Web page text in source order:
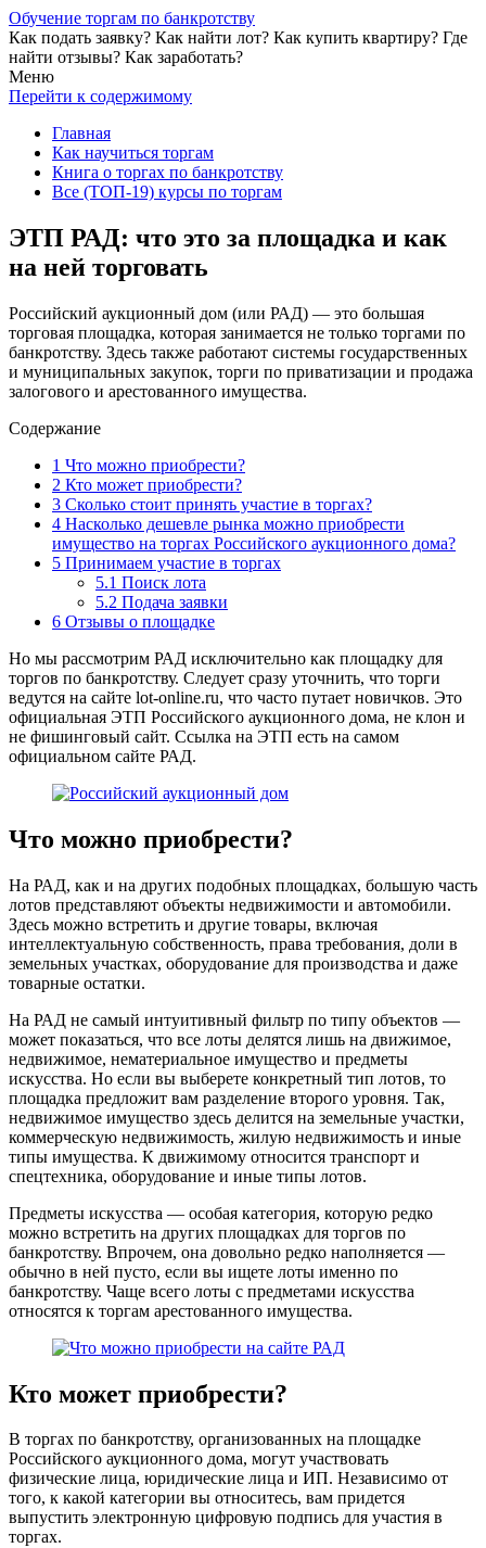
Обучение торгам по банкротству
Как подать заявку? Как найти лот? Как купить квартиру? Где
найти отзывы? Как заработать?
Меню
Перейти к содержимому
Главная
Как научиться торгам
Книга о торгах по банкротству
Все (ТОП-19) курсы по торгам
ЭТП РАД: что это за площадка и как
на ней торговать
Российский аукционный дом (или РАД) — это большая
торговая площадка, которая занимается не только торгами по
банкротству. Здесь также работают системы государственных
и муниципальных закупок, торги по приватизации и продажа
залогового и арестованного имущества.
Содержание
1 Что можно приобрести?
2 Кто может приобрести?
3 Сколько стоит принять участие в торгах?
4 Насколько дешевле рынка можно приобрести
имущество на торгах Российского аукционного дома?
5 Принимаем участие в торгах
5.1 Поиск лота
5.2 Подача заявки
6 Отзывы о площадке
Но мы рассмотрим РАД исключительно как площадку для
торгов по банкротству. Следует сразу уточнить, что торги
ведутся на сайте lot-online.ru, что часто путает новичков. Это
официальная ЭТП Российского аукционного дома, не клон и
не фишинговый сайт. Ссылка на ЭТП есть на самом
официальном сайте РАД.
Что можно приобрести?
На РАД, как и на других подобных площадках, большую часть
лотов представляют объекты недвижимости и автомобили.
Здесь можно встретить и другие товары, включая
интеллектуальную собственность, права требования, доли в
земельных участках, оборудование для производства и даже
товарные остатки.
На РАД не самый интуитивный фильтр по типу объектов —
может показаться, что все лоты делятся лишь на движимое,
недвижимое, нематериальное имущество и предметы
искусства. Но если вы выберете конкретный тип лотов, то
площадка предложит вам разделение второго уровня. Так,
недвижимое имущество здесь делится на земельные участки,
коммерческую недвижимость, жилую недвижимость и иные
типы имущества. К движимому относится транспорт и
спецтехника, оборудование и иные типы лотов.
Предметы искусства — особая категория, которую редко
можно встретить на других площадках для торгов по
банкротству. Впрочем, она довольно редко наполняется —
обычно в ней пусто, если вы ищете лоты именно по
банкротству. Чаще всего лоты с предметами искусства
относятся к торгам арестованного имущества.
Кто может приобрести?
В торгах по банкротству, организованных на площадке
Российского аукционного дома, могут участвовать
физические лица, юридические лица и ИП. Независимо от
того, к какой категории вы относитесь, вам придется
выпустить электронную цифровую подпись для участия в
торгах.